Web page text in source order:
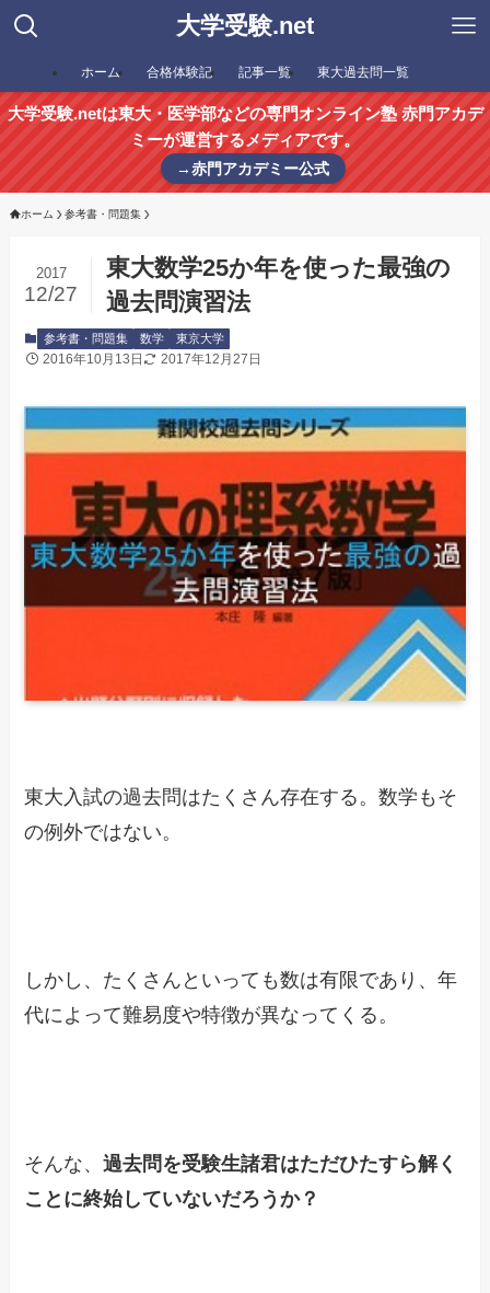
大学受験.net
ホーム 合格体験記 記事一覧 東大過去問一覧
大学受験.netは東大・医学部などの専門オンライン塾 赤門アカデ
ミーが運営するメディアです。
→赤門アカデミー公式
ホーム 参考書・問題集
東大数学25か年を使った最強の
過去問演習法
2017
12/27
参考書・問題集 数学 東京大学
2016年10月13日 2017年12月27日
東大入試の過去問はたくさん存在する。数学もそ
の例外ではない。
しかし、たくさんといっても数は有限であり、年
代によって難易度や特徴が異なってくる。
そんな、過去問を受験生諸君はただひたすら解く
ことに終始していないだろうか？